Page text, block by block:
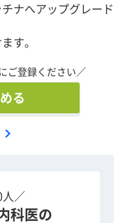
生（聖マリアンナ医
University of
症例を見る >>
ナへアップグレード
す。
ご登録ください／
る
chevron_right
／
科医の